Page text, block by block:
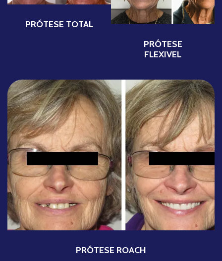
PRÓTESE TOTAL
PRÓTESE
FLEXIVEL
PRÓTESE ROACH